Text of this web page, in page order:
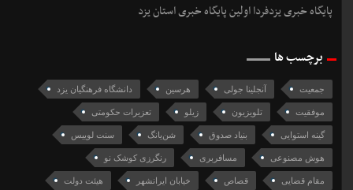
پایگاه خبری یزدفردا اولین پایگاه خبری استان یزد
برچسب ها
جمعیت آنجلینا جولی هرسین دانشگاه فرهنگیان یزد
موفقیت تلویزیون زیلو تعزیرات حکومتی
گینه استوایی بنیاد صدوق شن‌یانگ سنت لوییس
هوش مصنوعی مسافربری رنگرزی کوشک نو
مقام قضایی قصاص خیابان ایرانشهر هیئت دولت